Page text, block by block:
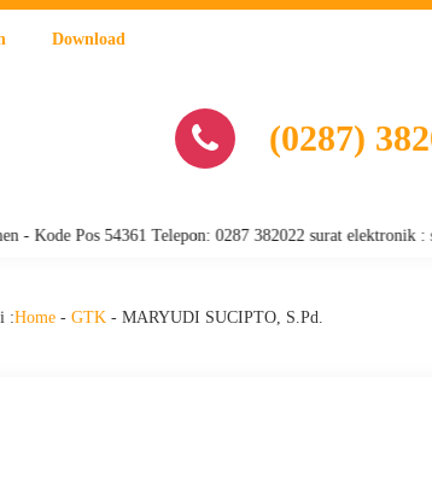
Download
(0287)
Pos 54361 Telepon: 0287 382022 surat elektronik :
:Home- GTK- MARYUDI SUCIPTO, S.Pd.